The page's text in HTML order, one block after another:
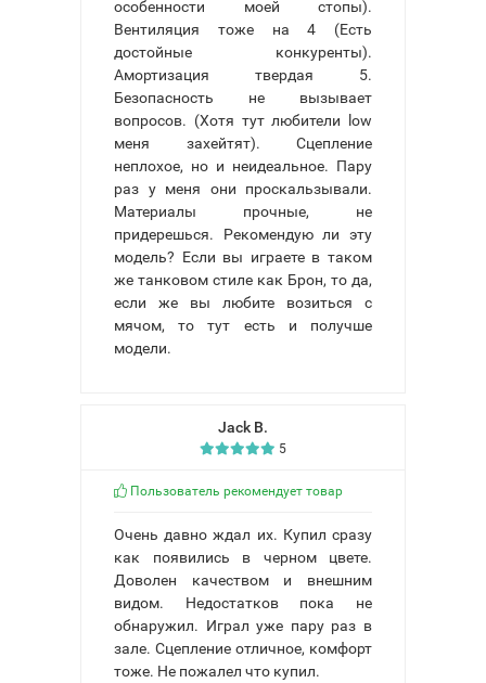
особенности моей стопы).
Вентиляция тоже на 4 (Есть
достойные конкуренты).
Амортизация твердая 5.
Безопасность не вызывает
вопросов. (Хотя тут любители low
меня захейтят). Сцепление
неплохое, но и неидеальное. Пару
раз у меня они проскальзывали.
Материалы прочные, не
придерешься. Рекомендую ли эту
модель? Если вы играете в таком
же танковом стиле как Брон, то да,
если же вы любите возиться с
мячом, то тут есть и получше
модели.
Jack B.
5
Пользователь рекомендует товар
Очень давно ждал их. Купил сразу
как появились в черном цвете.
Доволен качеством и внешним
видом. Недостатков пока не
обнаружил. Играл уже пару раз в
зале. Сцепление отличное, комфорт
тоже. Не пожалел что купил.